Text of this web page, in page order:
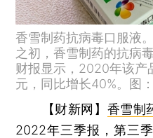
香雪制药抗病毒口服液
之初，香雪制药的抗病
财报显示，2020年该产
元，同比增长40%。图
【财新网】 香雪制
2022年三季报，第三